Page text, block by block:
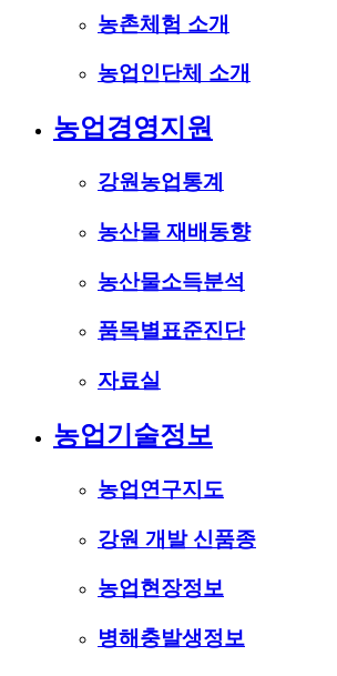
농촌체험 소개
농업인단체 소개
농업경영지원
강원농업통계
농산물 재배동향
농산물소득분석
품목별표준진단
자료실
농업기술정보
농업연구지도
강원 개발 신품종
농업현장정보
병해충발생정보